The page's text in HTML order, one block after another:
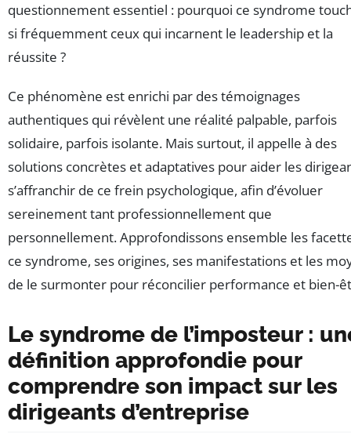
questionnement essentiel : pourquoi ce syndrome
si fréquemment ceux qui incarnent le leadership et la
réussite ?
Ce phénomène est enrichi par des témoignages
authentiques qui révèlent une réalité palpable, parfois
solidaire, parfois isolante. Mais surtout, il appelle à des
solutions concrètes et adaptatives pour aider les
s’affranchir de ce frein psychologique, afin d’évoluer
sereinement tant professionnellement que
personnellement. Approfondissons ensemble les
ce syndrome, ses origines, ses manifestations et les
de le surmonter pour réconcilier performance et bien-
Le syndrome de l’imposteur :
définition approfondie pour
comprendre son impact sur les
dirigeants d’entreprise